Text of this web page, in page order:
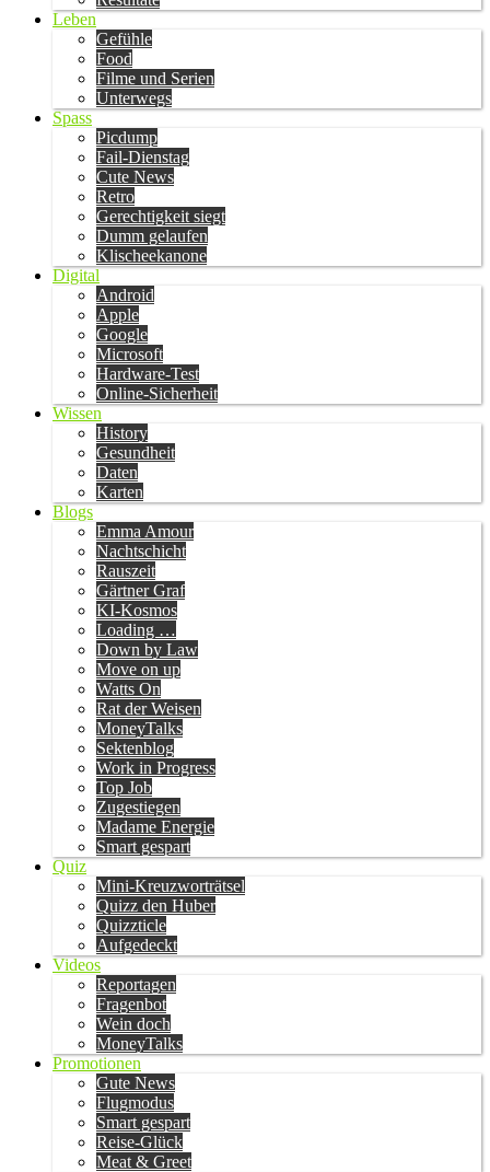
Leben
Gefühle
Food
Filme und Serien
Unterwegs
Spass
Picdump
Fail-Dienstag
Cute News
Retro
Gerechtigkeit siegt
Dumm gelaufen
Klischeekanone
Digital
Android
Apple
Google
Microsoft
Hardware-Test
Online-Sicherheit
Wissen
History
Gesundheit
Daten
Karten
Blogs
Emma Amour
Nachtschicht
Rauszeit
Gärtner Graf
KI-Kosmos
Loading …
Down by Law
Move on up
Watts On
Rat der Weisen
MoneyTalks
Sektenblog
Work in Progress
Top Job
Zugestiegen
Madame Energie
Smart gespart
Quiz
Mini-Kreuzworträtsel
Quizz den Huber
Quizzticle
Aufgedeckt
Videos
Reportagen
Fragenbot
Wein doch
MoneyTalks
Promotionen
Gute News
Flugmodus
Smart gespart
Reise-Glück
Meat & Greet